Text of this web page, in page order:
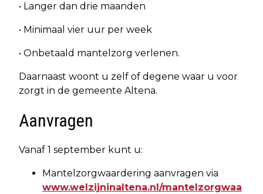
• Langer dan drie maanden
• Minimaal vier uur per week
• Onbetaald mantelzorg verlenen.
Daarnaast woont u zelf of degene waar u voor
zorgt in de gemeente Altena.
Aanvragen
Vanaf 1 september kunt u:
Mantelzorgwaardering aanvragen via
www.welzijninaltena.nl/mantelzorgwaa